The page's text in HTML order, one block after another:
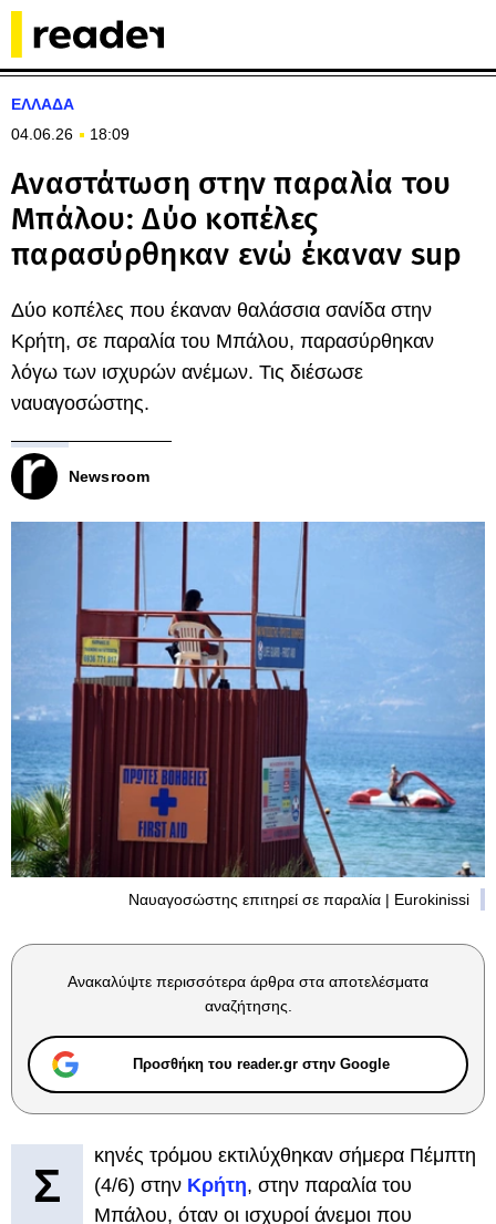
ΕΛΛΑΔΑ
04.06.26
18:09
Αναστάτωση στην παραλία του
Μπάλου: Δύο κοπέλες
παρασύρθηκαν ενώ έκαναν sup
Δύο κοπέλες που έκαναν θαλάσσια σανίδα στην
Κρήτη, σε παραλία του Μπάλου, παρασύρθηκαν
λόγω των ισχυρών ανέμων. Τις διέσωσε
ναυαγοσώστης.
Newsroom
Ναυαγοσώστης επιτηρεί σε παραλία | Eurokinissi
Ανακαλύψτε περισσότερα άρθρα στα αποτελέσματα
αναζήτησης.
Προσθήκη του reader.gr στην Google
Σ
κηνές τρόμου εκτιλύχθηκαν σήμερα Πέμπτη
(4/6) στην Κρήτη, στην παραλία του
Μπάλου, όταν οι ισχυροί άνεμοι που